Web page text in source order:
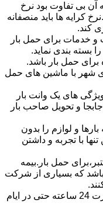
آن بی تفاوت بود نرخ
کرایه ها باید منصفانه
کند.
و خدمات برای حمل بار
بسته بندی نماید.
برای حمل بار باشد.
شهر با ماشین های حمل
های یک وانت بار
و تحویل صاحب بار
و لوازم را بدون
با تجربه و داشتن
حمل بار.بیمه
که بسیاری از شرکت
امکان فعالیت و انجام خدمات بصورت 24 ساعته حتی در ایام